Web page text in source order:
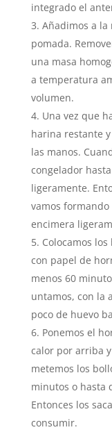
integrado el
Añadimos a
pomada.
una masa
a temperatura
volumen.
Una vez que
harina restante
las manos.
congelador
ligeramente.
vamos
encimera
Colocamos
con papel de
menos 60
untamos, con la
poco de huevo
Ponemos el
calor por arriba
metemos los
minutos o hasta
Entonces los
consumir.